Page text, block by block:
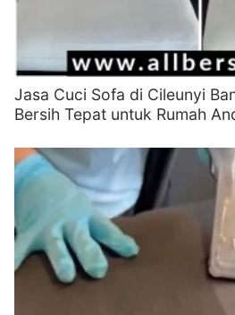
Jasa Cuci Sofa di Cileunyi
Bersih Tepat untuk Rumah